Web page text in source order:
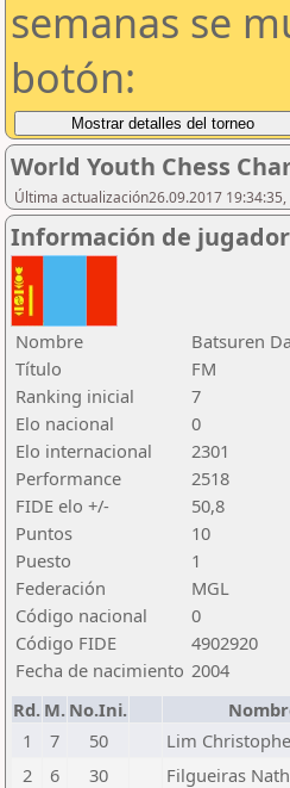
semanas se
botón:
World Youth Chess
Última actualización26.09.2017
Información de
Nombre
Batsuren
Título
FM
Ranking inicial
7
Elo nacional
0
Elo internacional
2301
Performance
2518
FIDE elo +/-
50,8
Puntos
10
Puesto
1
Federación
MGL
Código nacional
0
Código FIDE
4902920
Fecha de nacimiento 2004
Rd. M. No.Ini.
1
7 50 Lim
2
6 30 Filgueiras